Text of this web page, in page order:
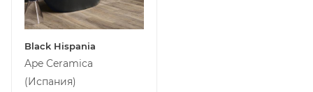
Black Hispania
Ape Ceramica
(Испания)